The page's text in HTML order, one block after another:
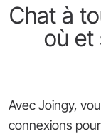
Chat à
où et
Avec Joingy,
connexions